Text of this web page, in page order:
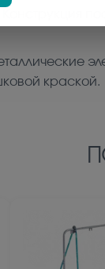
Конструкция
краской.